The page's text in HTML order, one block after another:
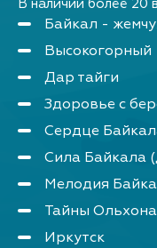
В наличии более 20
Байкал -
Высокогорный
Дар тайги
Здоровье с
Сердце
Сила Байкала
Мелодия
Тайны Ольхона
Иркутск